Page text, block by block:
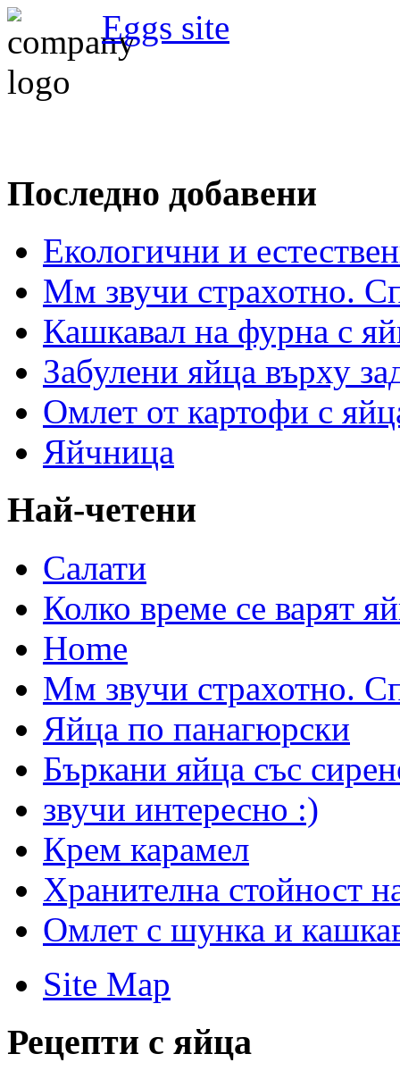
Eggs site
Последно добавени
Екологични и
Мм звучи страхотно.
Кашкавал на фурна с
Забулени яйца върху
Омлет от картофи с
Яйчница
Най-четени
Салати
Колко време се варят
Home
Мм звучи страхотно.
Яйца по панагюрски
Бъркани яйца със
звучи интересно :)
Крем карамел
Хранителна стойност
Омлет с шунка и
Site Map
Рецепти с яйца